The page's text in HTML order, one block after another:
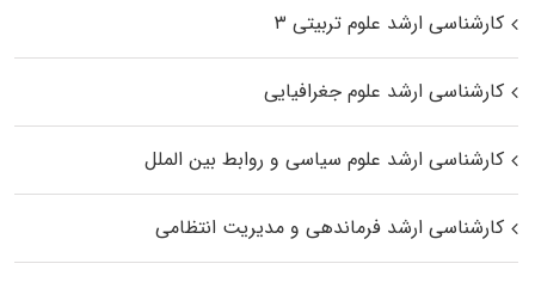
کارشناسی ارشد علوم تربیتی ۳
کارشناسی ارشد علوم جغرافیایی
کارشناسی ارشد علوم سیاسی و روابط بین الملل
کارشناسی ارشد فرماندهی و مدیریت انتظامی